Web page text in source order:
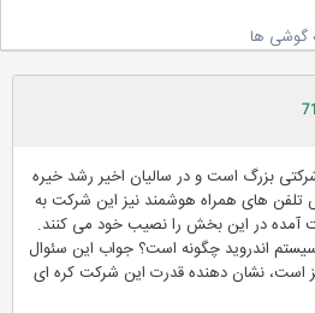
ها
بزرگ است و در سالیان اخیر رشد خیره
های همراه هوشمند نیز این شرکت به
در این بخش را نصیب خود می کنند.
اندروید چگونه است؟ جواب این سئوال
است، نشان دهنده قدرت این شرکت کره ای